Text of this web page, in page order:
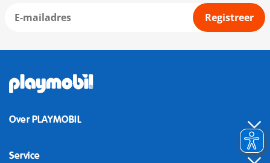
Registreer
Over PLAYMOBIL
Service